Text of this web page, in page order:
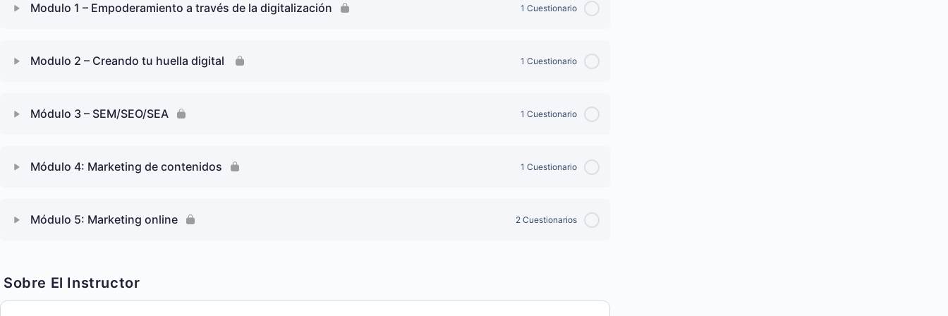
Modulo 1 – Empoderamiento a través de la digitalización 1 Cuestionario
Modulo 2 – Creando tu huella digital 1 Cuestionario
Módulo 3 – SEM/SEO/SEA 1 Cuestionario
Módulo 4: Marketing de contenidos 1 Cuestionario
Módulo 5: Marketing online 2 Cuestionarios
Sobre El Instructor